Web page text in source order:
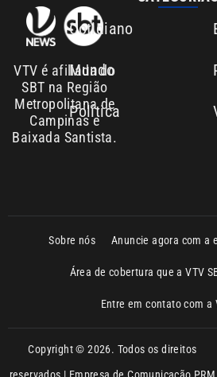
Entre em contato com a
Copyright © 2026. Todos os direitos
reservados | Empresa de Comunicação PRM
Ltda – CNPJ: 01.773.119.0001-60